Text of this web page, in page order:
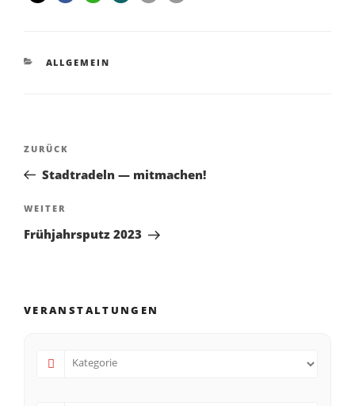
ALLGEMEIN
ZURÜCK
Stadtradeln — mitmachen!
WEITER
Frühjahrsputz 2023
VERANSTALTUNGEN